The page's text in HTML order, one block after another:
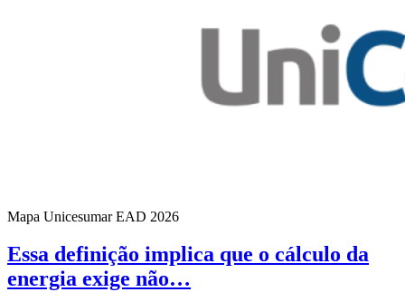
Mapa Unicesumar EAD 2026
Essa definição implica que o cálculo da
energia exige não…